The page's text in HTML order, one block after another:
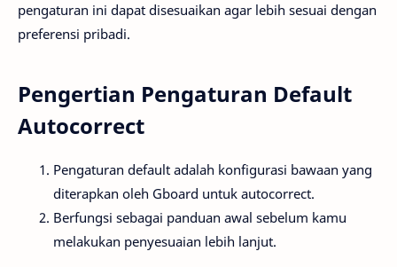
pengaturan ini dapat disesuaikan agar lebih sesuai dengan
preferensi pribadi.
Pengertian Pengaturan Default
Autocorrect
Pengaturan default adalah konfigurasi bawaan yang
diterapkan oleh Gboard untuk autocorrect.
Berfungsi sebagai panduan awal sebelum kamu
melakukan penyesuaian lebih lanjut.